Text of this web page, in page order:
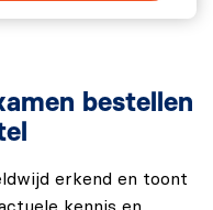
bestellen
erkend en toont
kennis en